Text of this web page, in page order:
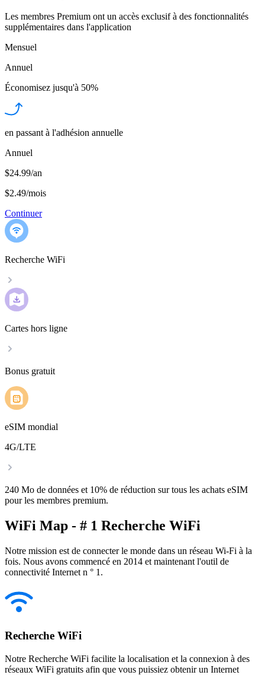
Les membres Premium ont un accès exclusif à des fonctionnalités
supplémentaires dans l'application
Mensuel
Annuel
Économisez jusqu'à 50%
en passant à l'adhésion annuelle
Annuel
$24.99/an
$2.49/mois
Continuer
Recherche WiFi
Cartes hors ligne
Bonus gratuit
eSIM mondial
4G/LTE
240 Mo de données et 10% de réduction sur tous les achats eSIM
pour les membres premium.
WiFi Map - # 1 Recherche WiFi
Notre mission est de connecter le monde dans un réseau Wi-Fi à la
fois. Nous avons commencé en 2014 et maintenant l'outil de
connectivité Internet n ° 1.
Recherche WiFi
Notre Recherche WiFi facilite la localisation et la connexion à des
réseaux WiFi gratuits afin que vous puissiez obtenir un Internet